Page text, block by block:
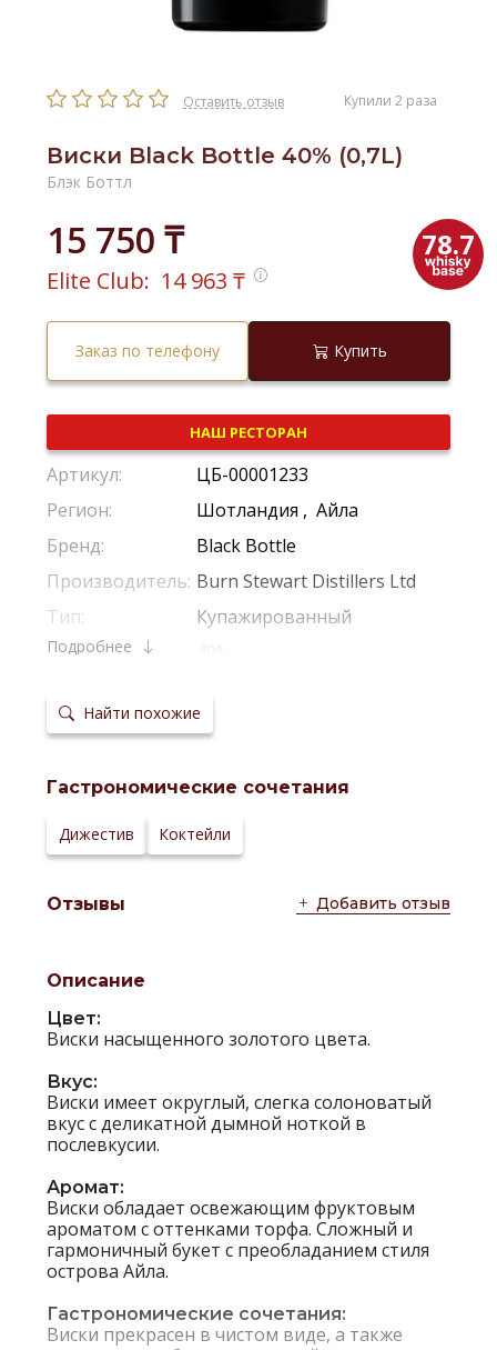
Оставить отзыв Купили 2 раза
Виски Black Bottle 40% (0,7L)
Блэк Боттл
15 750 ₸ 78.7
Elite Club: 14 963 ₸
Заказ по телефону Купить
НАШ РЕСТОРАН
Артикул:
ЦБ-00001233
Регион:
Шотландия , Айла
Бренд:
Black Bottle
Производитель: Burn Stewart Distillers Ltd
Тип:
Купажированный
Крепость:
Выдержка:
5 Лет
бочках:
Температура
20-22 °С
Сайт
производителя:
Подробнее
Найти похожие
Гастрономические сочетания
Дижестив Коктейли
Отзывы Добавить отзыв
Описание
Цвет:
Виски насыщенного золотого цвета.
Вкус:
Виски имеет округлый, слегка солоноватый
вкус с деликатной дымной ноткой в
послевкусии.
Аромат:
Виски обладает освежающим фруктовым
ароматом с оттенками торфа. Сложный и
гармоничный букет с преобладанием стиля
острова Айла.
Гастрономические сочетания:
Виски прекрасен в чистом виде, а также